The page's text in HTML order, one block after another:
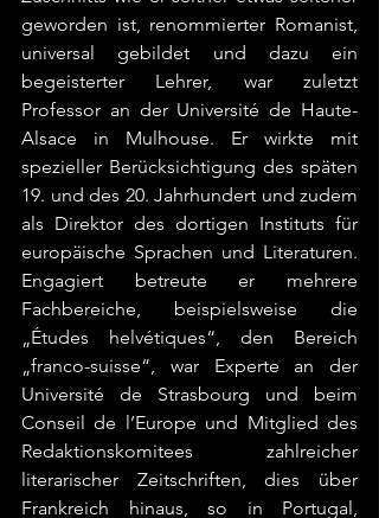
geworden ist, renommierter Romanist,
universal gebildet und dazu ein
begeisterter Lehrer, war zuletzt
Professor an der Université de Haute-
Alsace in Mulhouse. Er wirkte mit
spezieller Berücksichtigung des späten
19. und des 20. Jahrhundert und zudem
als Direktor des dortigen Instituts für
europäische Sprachen und Literaturen.
Engagiert betreute er mehrere
Fachbereiche, beispielsweise die
„Études helvétiques“, den Bereich
„franco-suisse“, war Experte an der
Université de Strasbourg und beim
Conseil de l’Europe und Mitglied des
Redaktionskomitees zahlreicher
literarischer Zeitschriften, dies über
Frankreich hinaus, so in Portugal,